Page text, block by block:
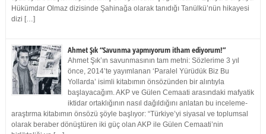
Hükümdar Olmaz dizisinde Şahinağa olarak tanıdığı Tanülkü’nün hikayesi
dizi […]
Ahmet Şık “Savunma yapmıyorum itham ediyorum!”
Ahmet Şık’ın savunmasının tam metni: Sözlerime 3 yıl
önce, 2014’te yayımlanan ‘Paralel Yürüdük Biz Bu
Yollarda’ isimli kitabımın önsözünden bir alıntıyla
başlayacağım. AKP ve Gülen Cemaati arasındaki mafyatik
iktidar ortaklığının nasıl dağıldığını anlatan bu inceleme-
araştırma kitabımın önsözü şöyle başlıyor: “Türkiye’yi siyasal ve toplumsal
olarak beraber dönüştüren iki güç olan AKP ile Gülen Cemaati’nin